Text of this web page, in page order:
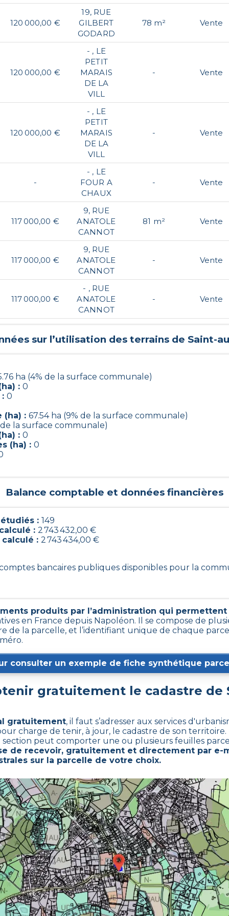
120 000,00 €
19, RUE
GILBERT
GODARD
78 m² Vente
120 000,00 €
- , LE
PETIT
MARAIS
DE LA
VILL
- Vente
120 000,00 €
- , LE
PETIT
MARAIS
DE LA
VILL
- Vente
-
- , LE
FOUR A
CHAUX
- Vente
117 000,00 €
9, RUE
ANATOLE
CANNOT
81 m² Vente
117 000,00 €
9, RUE
ANATOLE
CANNOT
- Vente
117 000,00 €
- , RUE
ANATOLE
CANNOT
- Vente
sur l’utilisation des terrains de Saint-
ha (4% de la surface communale)
: 0
0
(ha) : 67.54 ha (9% de la surface communale)
de la surface communale)
: 0
(ha) : 0
Balance comptable et données financières
: 149
: 2 743 432,00 €
: 2 743 434,00 €
bancaires publiques disponibles pour la
produits par l’administration qui
en France depuis Napoléon. Il se compose de
de la parcelle, et l’identifiant unique de chaque
consulter un exemple de fiche synthétique
gratuitement le cadastre de
gratuitement, il faut s’adresser aux services
charge de tenir, à jour, le cadastre de son territoire.
section peut comporter une ou plusieurs feuilles
de recevoir, gratuitement et directement par e-
sur la parcelle de votre choix.